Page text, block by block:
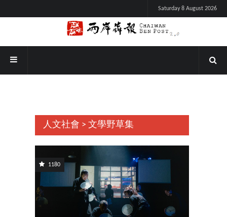
Saturday 8 August 2026
人文社會 > 文學野草集
1180